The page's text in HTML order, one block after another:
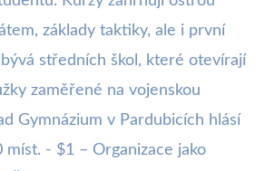
základy taktiky, ale i první
středních škol, které otevírají
zaměřené na vojenskou
Gymnázium v Pardubicích hlásí
míst. - $1 – Organizace jako